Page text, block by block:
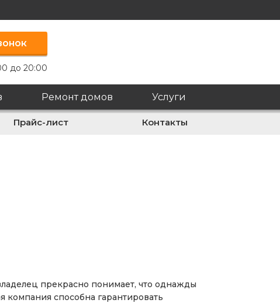
до 20:00
Ремонт домов Услуги
Прайс-лист Контакты
прекрасно понимает, что однажды
компания способна гарантировать